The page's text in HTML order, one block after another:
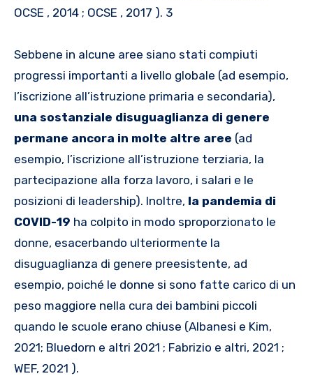
OCSE , 2014 ; OCSE , 2017 ). 3
Sebbene in alcune aree siano stati compiuti
progressi importanti a livello globale (ad esempio,
l’iscrizione all’istruzione primaria e secondaria),
una sostanziale disuguaglianza di genere
permane ancora in molte altre aree (ad
esempio, l’iscrizione all’istruzione terziaria, la
partecipazione alla forza lavoro, i salari e le
posizioni di leadership). Inoltre, la pandemia di
COVID-19 ha colpito in modo sproporzionato le
donne, esacerbando ulteriormente la
disuguaglianza di genere preesistente, ad
esempio, poiché le donne si sono fatte carico di un
peso maggiore nella cura dei bambini piccoli
quando le scuole erano chiuse (Albanesi e Kim,
2021; Bluedorn e altri 2021 ; Fabrizio e altri, 2021 ;
WEF, 2021 ).